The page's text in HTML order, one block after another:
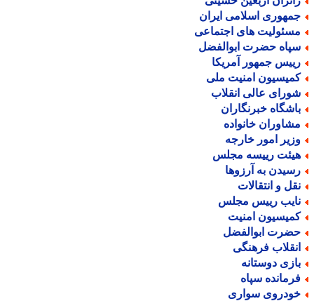
اسلامی ایران
های اجتماعی
حضرت ابوالفضل
جمهور آمریکا
امنیت ملی
عالی انقلاب
خبرنگاران
خانواده
امور خارجه
رییسه مجلس
به آرزوها
و انتقالات
رییس مجلس
امنیت
ابوالفضل
فرهنگی
دوستانه
سپاه
سواری